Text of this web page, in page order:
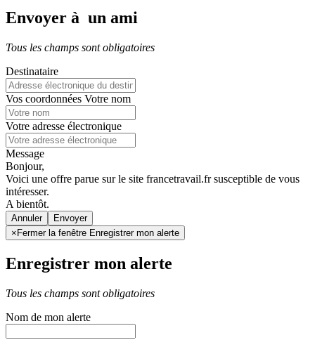
Envoyer à un ami
Tous les champs sont obligatoires
Destinataire
Vos coordonnées Votre nom
Votre adresse électronique
Message
Bonjour,
Voici une offre parue sur le site francetravail.fr susceptible de vous
intéresser.
A bientôt.
Annuler
× Fermer la fenêtre Enregistrer mon alerte
Enregistrer mon alerte
Tous les champs sont obligatoires
Nom de mon alerte